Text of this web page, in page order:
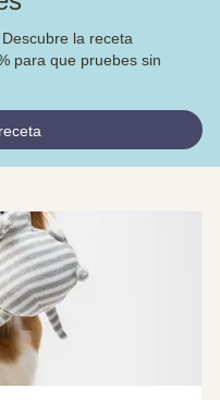
la receta
para que pruebes sin